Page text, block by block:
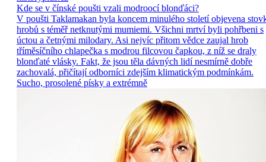
Kde se v čínské poušti vzali modroocí blonďáci?
V poušti Taklamakan byla koncem minulého století objevena
hrobů s téměř netknutými mumiemi. Všichni mrtví byli pohřbeni s
úctou a četnými milodary. Asi nejvíc přitom vědce zaujal hrob
tříměsíčního chlapečka s modrou filcovou čapkou, z níž se draly
blonďaté vlásky. Fakt, že jsou těla dávných lidí nesmírně dobře
zachovalá, přičítají odborníci zdejším klimatickým podmínkám.
Sucho, prosolené písky a extrémně